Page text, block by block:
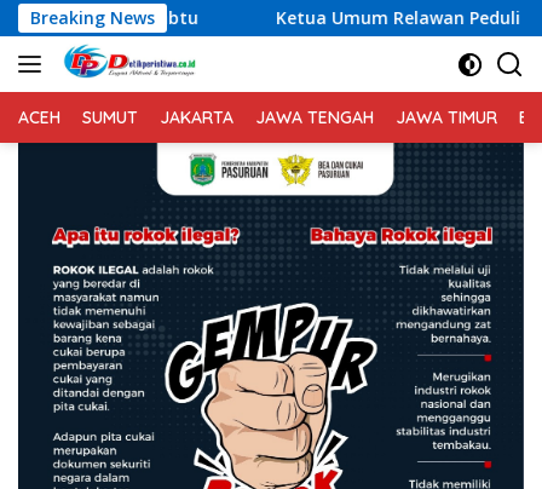
Langsung
ke
konten
Breaking News
Ketua Umum Relawan Peduli Rakyat Lintas Batas
ACEH SUMUT JAKARTA JAWA TENGAH JAWA TIMUR